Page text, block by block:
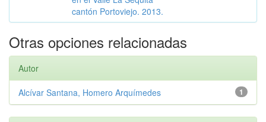
cantón Portoviejo. 2013.
Otras opciones relacionadas
Autor
1
Alcívar Santana, Homero Arquímedes